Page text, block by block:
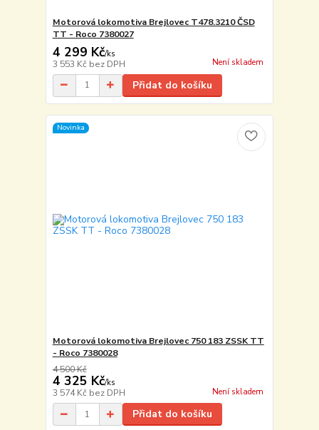
Motorová lokomotiva Brejlovec T478.3210 ČSD
TT - Roco 7380027
4 299 Kč/ks
3 553 Kč bez DPH Není skladem
Přidat do košíku
Novinka
Motorová lokomotiva Brejlovec 750 183 ZSSK TT
- Roco 7380028
4 500 Kč
4 325 Kč/ks
3 574 Kč bez DPH Není skladem
Přidat do košíku